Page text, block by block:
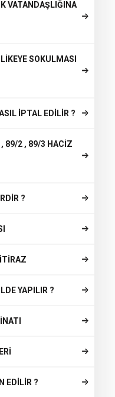
VATANDAŞLIĞINA
SOKULMASI
İPTAL EDİLİR ?
, 89/2 , 89/3 HACİZ
?
YAPILIR ?
EDİLİR ?